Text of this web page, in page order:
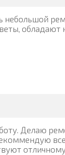
небольшой
Делаю